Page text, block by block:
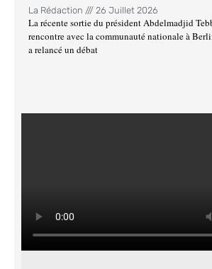
La Rédaction 26 Juillet 2026
La récente sortie du président Abdelmadjid
rencontre avec la communauté nationale à
a relancé un débat